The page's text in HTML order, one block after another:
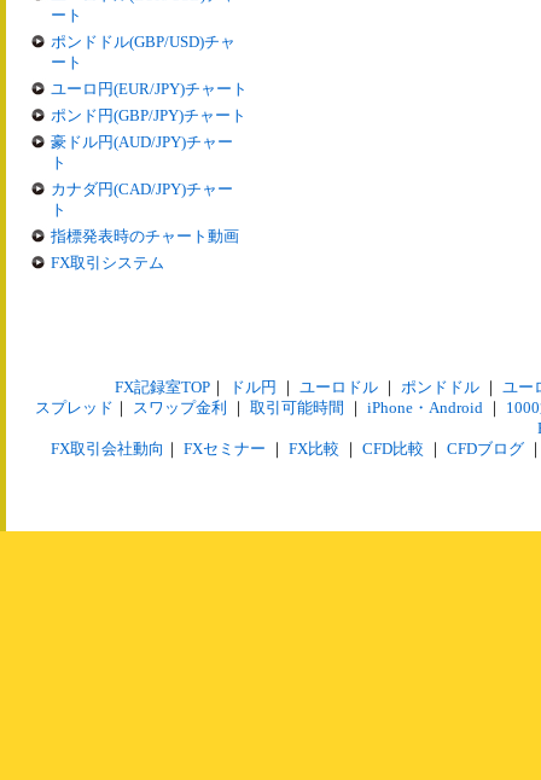
ート
ポンドドル(GBP/USD)チャ
ート
ユーロ円(EUR/JPY)チャート
ポンド円(GBP/JPY)チャート
豪ドル円(AUD/JPY)チャー
ト
カナダ円(CAD/JPY)チャー
ト
指標発表時のチャート動画
FX取引システム
FX記録室TOP｜ ドル円 ｜ ユーロドル｜ ポンドドル｜ ユー
スプレッド ｜ スワップ金利 ｜ 取引可能時間 ｜ iPhone・Android ｜
FX取引会社動向 ｜ FXセミナー ｜ FX比較 ｜ CFD比較 ｜ CFDブログ